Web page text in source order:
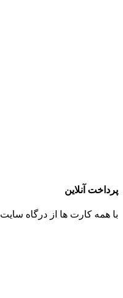
پرداخت آنلاین
با همه کارت ها از درگاه سایت